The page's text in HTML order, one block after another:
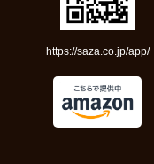
https://saza.co.jp/app/